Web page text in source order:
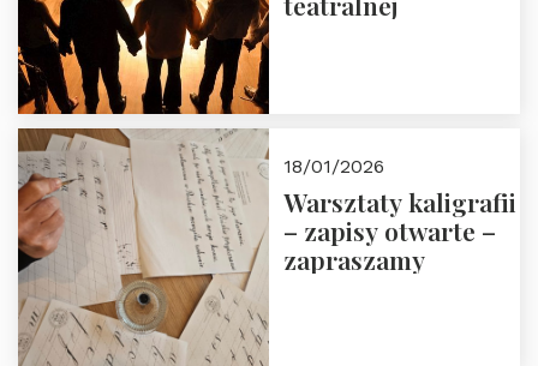
18/01/2026
Warsztaty kaligrafii
– zapisy otwarte –
zapraszamy